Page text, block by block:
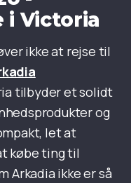
i Victoria
ikke at rejse til
tilbyder et solidt
og
let at
købe ting til
Arkadia ikke er så